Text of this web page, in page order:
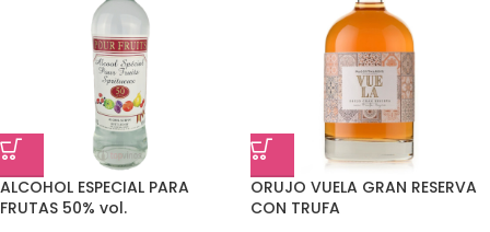
ALCOHOL ESPECIAL PARA
FRUTAS 50% vol.
ORUJO VUELA GRAN RESERVA
CON TRUFA